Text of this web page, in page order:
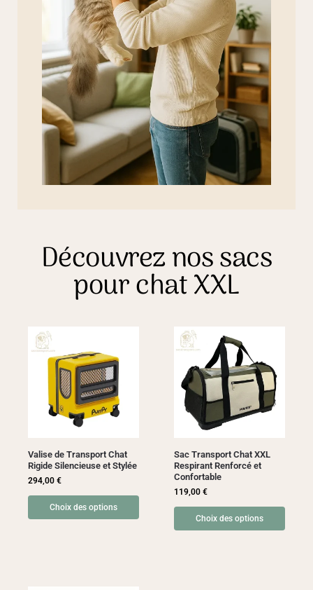
Découvrez nos sacs
pour chat XXL
Valise de Transport Chat
Rigide Silencieuse et Stylée
294,00 €
Choix des options
Sac Transport Chat XXL
Respirant Renforcé et
Confortable
119,00 €
Choix des options